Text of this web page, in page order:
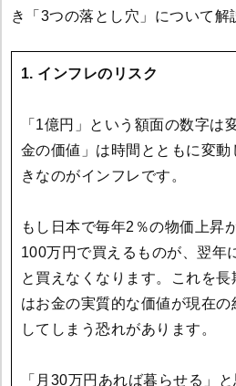
き「3つの落とし穴」について解
1. インフレのリスク
「1億円」という額面の数字は
金の価値」は時間とともに変
きなのがインフレです。
もし日本で毎年2％の物価上昇
100万円で買えるものが、翌年
と買えなくなります。これを
はお金の実質的な価値が現在の
してしまう恐れがあります。
「月30万円あれば暮らせる」